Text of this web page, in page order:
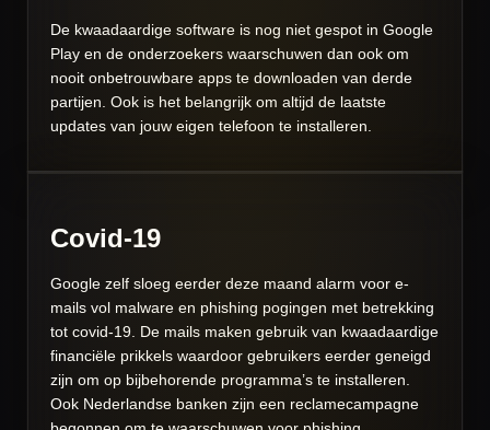
De kwaadaardige software is nog niet gespot in Google
Play en de onderzoekers waarschuwen dan ook om
nooit onbetrouwbare apps te downloaden van derde
partijen. Ook is het belangrijk om altijd de laatste
updates van jouw eigen telefoon te installeren.
Covid-19
Google zelf sloeg eerder deze maand alarm voor e-
mails vol malware en phishing pogingen met betrekking
tot covid-19. De mails maken gebruik van kwaadaardige
financiële prikkels waardoor gebruikers eerder geneigd
zijn om op bijbehorende programma’s te installeren.
Ook Nederlandse banken zijn een reclamecampagne